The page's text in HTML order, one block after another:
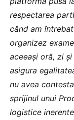
respectarea
când am
organizez
aceeași oră, zi
asigura
nu avea
sprijinul unui
logistice